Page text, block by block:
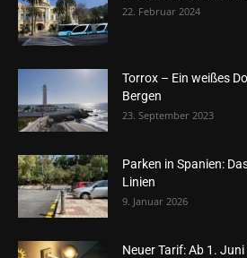
22. Februar 2024
Torrox – Ein weißes
Bergen
23. September 2023
Parken in Spanien:
Linien
9. Januar 2026
Neuer Tarif: Ab 1.